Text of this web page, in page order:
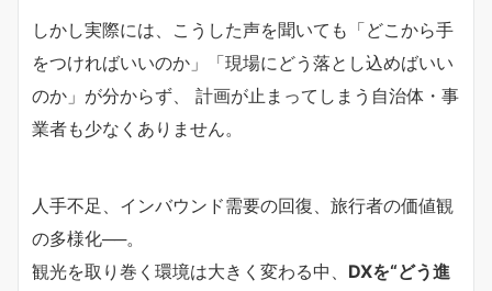
しかし実際には、こうした声を聞いても「どこから手
をつければいいのか」「現場にどう落とし込めばいい
のか」が分からず、 計画が止まってしまう自治体・事
業者も少なくありません。
人手不足、インバウンド需要の回復、旅行者の価値観
の多様化──。
観光を取り巻く環境は大きく変わる中、 DXを“どう進